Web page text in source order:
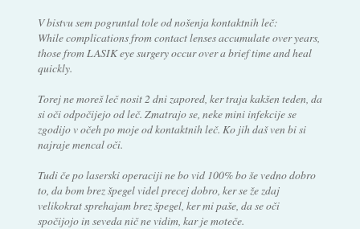
V bistvu sem pogruntal tole od nošenja kontaktnih leč:
While complications from contact lenses accumulate over years,
those from LASIK eye surgery occur over a brief time and heal
quickly.
Torej ne moreš leč nosit 2 dni zapored, ker traja kakšen teden, da
si oči odpočijejo od leč. Zmatrajo se, neke mini infekcije se
zgodijo v očeh po moje od kontaktnih leč. Ko jih daš ven bi si
najraje mencal oči.
Tudi če po laserski operaciji ne bo vid 100% bo še vedno dobro
to, da bom brez špegel videl precej dobro, ker se že zdaj
velikokrat sprehajam brez špegel, ker mi paše, da se oči
spočijojo in seveda nič ne vidim, kar je moteče.